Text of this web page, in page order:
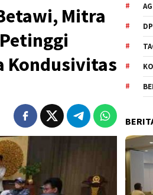
Mitra
Kondusivitas